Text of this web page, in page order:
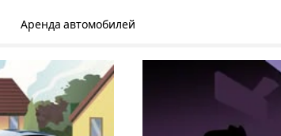
Аренда автомобилей